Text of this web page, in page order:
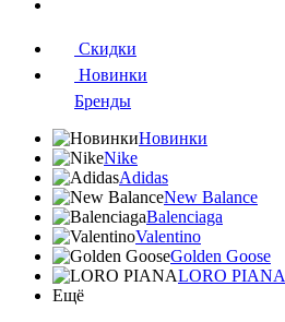
Скидки
Новинки
Бренды
Новинки
Nike
Adidas
New Balance
Balenciaga
Valentino
Golden Goose
LORO PIANA
Ещё